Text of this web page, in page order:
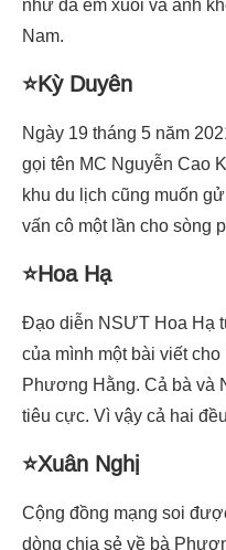
như đã êm xuôi và anh
Nam.
⭐Kỳ Duyên
Ngày 19 tháng 5 năm
gọi tên MC Nguyễn Cao
khu du lịch cũng muốn
vấn cô một lần cho sòng
⭐Hoa Hạ
Đạo diễn NSƯT Hoa Hạ
của mình một bài viết
Phương Hằng. Cả bà và
tiêu cực. Vì vậy cả hai
⭐Xuân Nghị
Cộng đồng mạng soi
dòng chia sẻ về bà